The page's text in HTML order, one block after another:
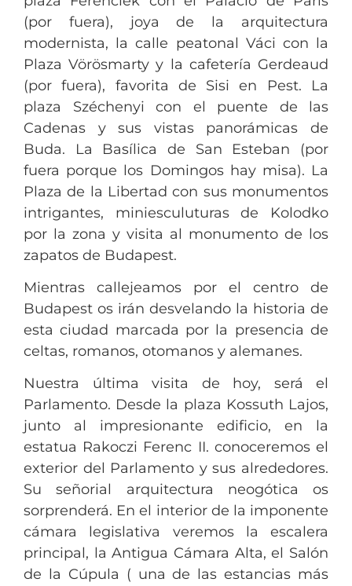
(por fuera), joya de la arquitectura
modernista, la calle peatonal Váci con la
Plaza Vörösmarty y la cafetería Gerdeaud
(por fuera), favorita de Sisi en Pest. La
plaza Széchenyi con el puente de las
Cadenas y sus vistas panorámicas de
Buda. La Basílica de San Esteban (por
fuera porque los Domingos hay misa). La
Plaza de la Libertad con sus monumentos
intrigantes, miniesculuturas de Kolodko
por la zona y visita al monumento de los
zapatos de Budapest.
Mientras callejeamos por el centro de
Budapest os irán desvelando la historia de
esta ciudad marcada por la presencia de
celtas, romanos, otomanos y alemanes.
Nuestra última visita de hoy, será el
Parlamento. Desde la plaza Kossuth Lajos,
junto al impresionante edificio, en la
estatua Rakoczi Ferenc II. conoceremos el
exterior del Parlamento y sus alrededores.
Su señorial arquitectura neogótica os
sorprenderá. En el interior de la imponente
cámara legislativa veremos la escalera
principal, la Antigua Cámara Alta, el Salón
de la Cúpula ( una de las estancias más